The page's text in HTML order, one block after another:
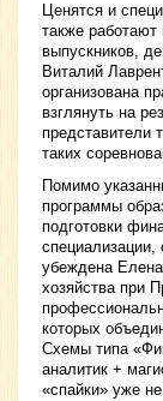
Ценятся и
также работают
выпускников,
Виталий
организована
взглянуть на
представители
таких
Помимо
программы
подготовки
убеждена
хозяйства при
которых
Схемы типа
аналитик +
«спайки» уже